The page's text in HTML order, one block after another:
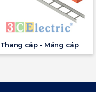
Thang cáp - Máng cáp